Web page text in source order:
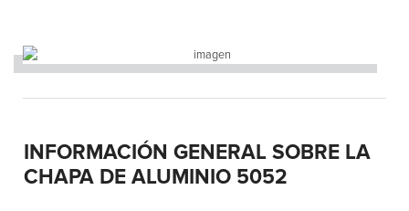
INFORMACIÓN GENERAL SOBRE LA
CHAPA DE ALUMINIO 5052